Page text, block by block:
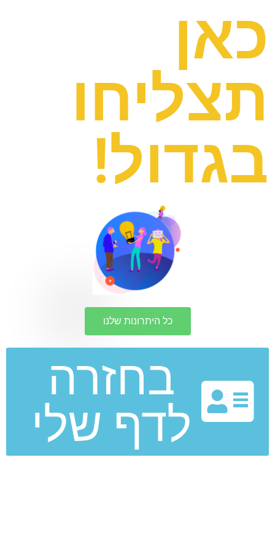
כאן
תצליחו
בגדול!
כל היתרונות שלנו
בחזרה
לדף שלי